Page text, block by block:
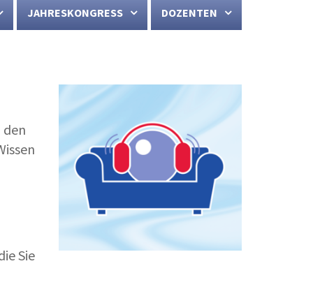
JAHRESKONGRESS DOZENTEN
den
Sie